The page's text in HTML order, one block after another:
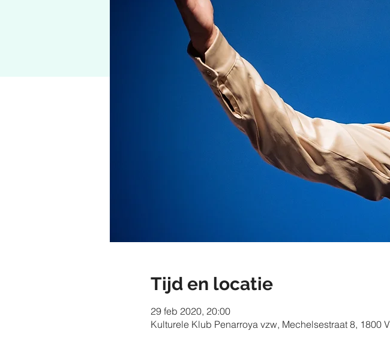
Tijd en locatie
29 feb 2020, 20:00
Kulturele Klub Penarroya vzw, Mechelsestraat 8, 1800